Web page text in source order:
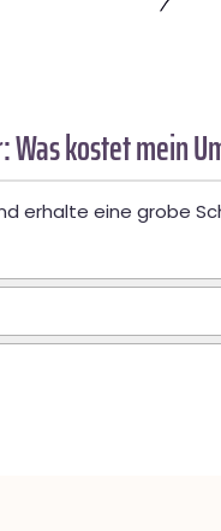
Was kostet mein
erhalte eine grobe